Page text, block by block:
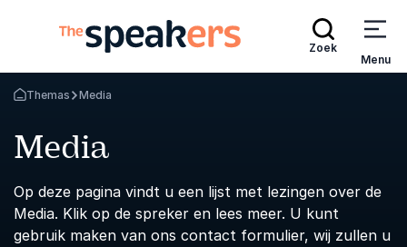
Zoek
Menu
Terug naar de startpagina
Themas Media
Media
Op deze pagina vindt u een lijst met lezingen over de
Media. Klik op de spreker en lees meer. U kunt
gebruik maken van ons contact formulier, wij zullen u